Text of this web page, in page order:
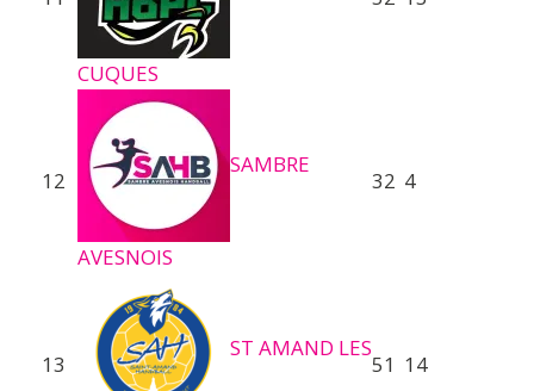
CUQUES
12
SAMBRE
AVESNOIS
32 4
13
ST AMAND LES
51 14